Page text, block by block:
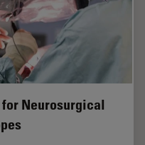
for Neurosurgical